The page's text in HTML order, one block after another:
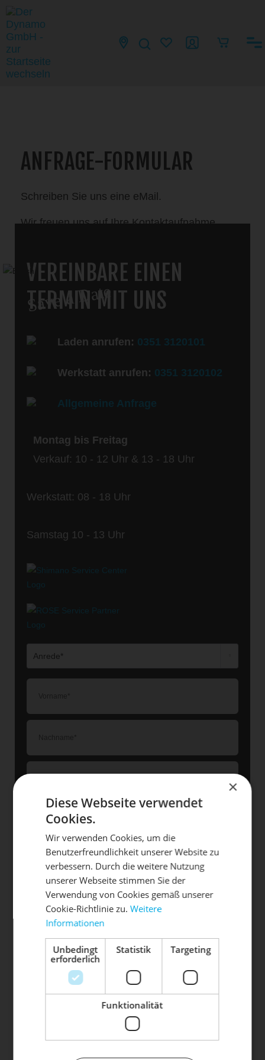
ANFRAGE-FORMULAR
Schreiben Sie uns eine eMail.
Wir freuen uns auf Ihre Kontaktaufnahme.
Save a Date
VEREINBARE EINEN
TERMIN MIT UNS
Laden anrufen: 0351 3120101
Werkstatt anrufen: 0351 3120102
Allgemeine Anfrage
Montag bis Freitag
Verkauf: 10 - 12 Uhr & 13 - 18 Uhr
Werkstatt: 08 - 18 Uhr
Samstag 10 - 13 Uhr
Die mit einem * markierten Felder sind Pflichtfelder.
TERMIN ANFRAGEN
Termine sind erst nach schriftlicher Bestätigung
akzeptieren Sie automatisch unsereAGB
X
DIE SONNE LACHT, DEIN
RAD ERWACHT
Mach dein Bike frühlingsfit - gönn
ihm den Service, den es verdient!
Dein Bike braucht Service, Wartung
oder ein Update?
Buche dir jetzt deinen Termin.
×
Diese Webseite verwendet
Cookies.
Wir verwenden Cookies, um die
Benutzerfreundlichkeit unserer Website zu
verbessern. Durch die weitere Nutzung
unserer Webseite stimmen Sie der
Verwendung von Cookies gemäß unserer
Cookie-Richtlinie zu.Weitere
Informationen
Unbedingt
erforderlich
Statistik Targeting
Funktionalität